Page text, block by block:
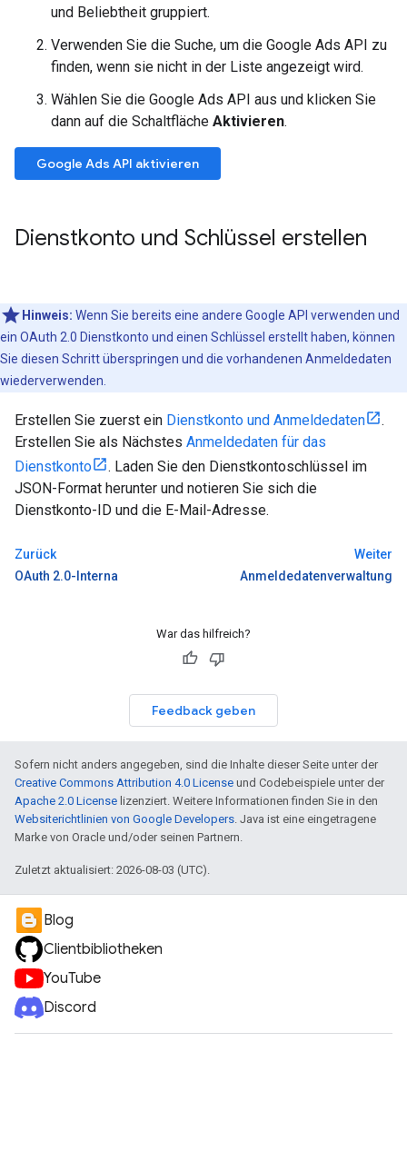
und Beliebtheit gruppiert.
Verwenden Sie die Suche, um die Google Ads API zu
finden, wenn sie nicht in der Liste angezeigt wird.
Wählen Sie die Google Ads API aus und klicken Sie
dann auf die Schaltfläche Aktivieren.
Google Ads API aktivieren
Dienstkonto und Schlüssel erstellen
Hinweis: Wenn Sie bereits eine andere Google API verwenden und
ein OAuth 2.0 Dienstkonto und einen Schlüssel erstellt haben, können
Sie diesen Schritt überspringen und die vorhandenen Anmeldedaten
wiederverwenden.
Erstellen Sie zuerst ein Dienstkonto und Anmeldedaten
.
Erstellen Sie als Nächstes Anmeldedaten für das
Dienstkonto
. Laden Sie den Dienstkontoschlüssel im
JSON-Format herunter und notieren Sie sich die
Dienstkonto-ID und die E-Mail-Adresse.
Zurück
OAuth 2.0-Interna
Weiter
Anmeldedatenverwaltung
War das hilfreich?
Feedback geben
Sofern nicht anders angegeben, sind die Inhalte dieser Seite unter der
Creative Commons Attribution 4.0 License und Codebeispiele unter der
Apache 2.0 License lizenziert. Weitere Informationen finden Sie in den
Websiterichtlinien von Google Developers. Java ist eine eingetragene
Marke von Oracle und/oder seinen Partnern.
Zuletzt aktualisiert: 2026-08-03 (UTC).
Blog
Clientbibliotheken
YouTube
Discord